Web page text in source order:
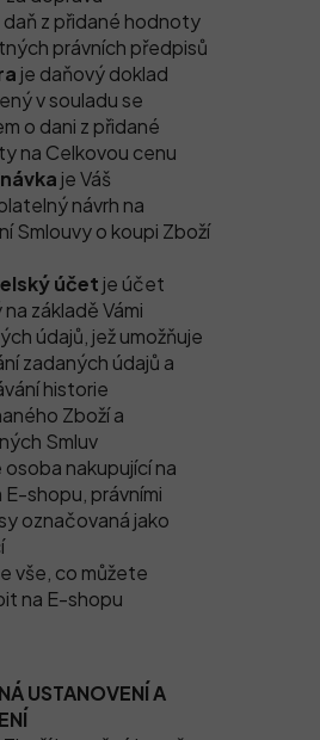
daň z přidané hodnoty
právních předpisů
je daňový doklad
v souladu se
o dani z přidané
na Celkovou cenu
je Váš
návrh na
Smlouvy o koupi Zboží
účet je účet
základě Vámi
údajů, jež umožňuje
zadaných údajů a
historie
Zboží a
Smluv
osoba nakupující na
E-shopu, právními
označovaná jako
vše, co můžete
na E-shopu
USTANOVENÍ A